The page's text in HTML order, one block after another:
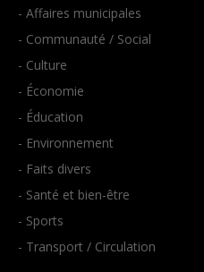
- Affaires municipales
- Communauté / Social
- Culture
- Économie
- Éducation
- Environnement
- Faits divers
- Santé et bien-être
- Sports
- Transport / Circulation